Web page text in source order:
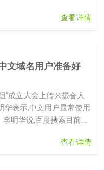
查看详情
文域名用户准备好
”成立大会上传来振奋人
华表示,中文用户最常使用
明华说,百度搜索目前已
查看详情